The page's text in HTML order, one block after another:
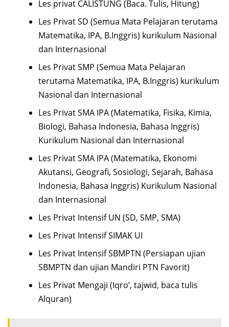
Les privat CALISTUNG (Baca. Tulis, Hitung)
Les Privat SD (Semua Mata Pelajaran terutama
Matematika, IPA, B.Inggris) kurikulum Nasional
dan Internasional
Les Privat SMP (Semua Mata Pelajaran
terutama Matematika, IPA, B.Inggris) kurikulum
Nasional dan Internasional
Les Privat SMA IPA (Matematika, Fisika, Kimia,
Biologi, Bahasa Indonesia, Bahasa Inggris)
Kurikulum Nasional dan Internasional
Les Privat SMA IPA (Matematika, Ekonomi
Akutansi, Geografi, Sosiologi, Sejarah, Bahasa
Indonesia, Bahasa Inggris) Kurikulum Nasional
dan Internasional
Les Privat Intensif UN (SD, SMP, SMA)
Les Privat Intensif SIMAK UI
Les Privat Intensif SBMPTN (Persiapan ujian
SBMPTN dan ujian Mandiri PTN Favorit)
Les Privat Mengaji (Iqro’, tajwid, baca tulis
Alquran)